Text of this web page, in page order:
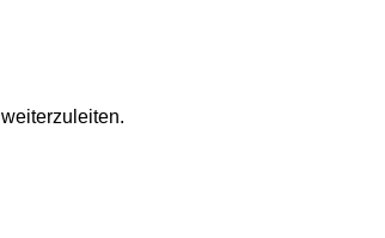
weiterzuleiten.